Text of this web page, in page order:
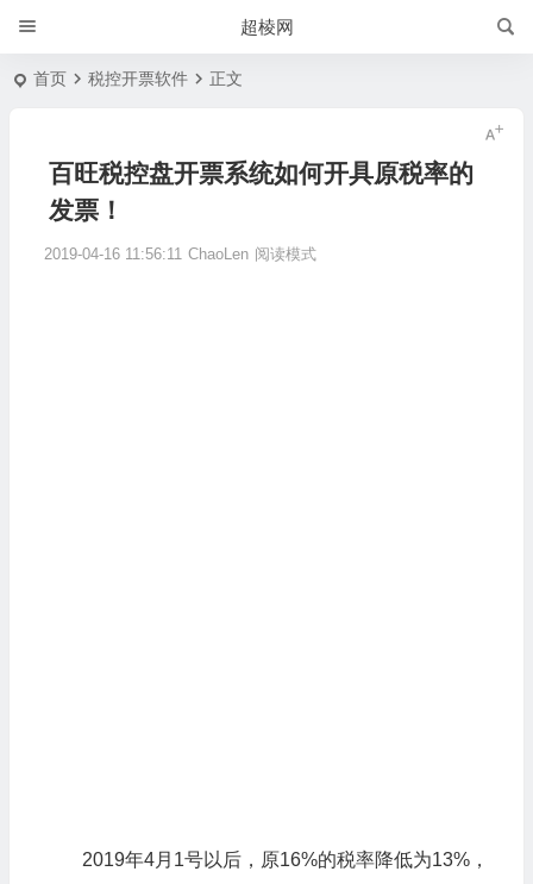
超棱网
首页 税控开票软件 正文
百旺税控盘开票系统如何开具原税率的
发票！
2019-04-16 11:56:11 ChaoLen 阅读模式
2019年4月1号以后，原16%的税率降低为13%，